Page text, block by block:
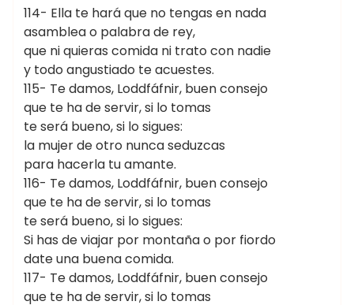
114- Ella te hará que no tengas en nada
asamblea o palabra de rey,
que ni quieras comida ni trato con nadie
y todo angustiado te acuestes.
115- Te damos, Loddfáfnir, buen consejo
que te ha de servir, si lo tomas
te será bueno, si lo sigues:
la mujer de otro nunca seduzcas
para hacerla tu amante.
116- Te damos, Loddfáfnir, buen consejo
que te ha de servir, si lo tomas
te será bueno, si lo sigues:
Si has de viajar por montaña o por fiordo
date una buena comida.
117- Te damos, Loddfáfnir, buen consejo
que te ha de servir, si lo tomas